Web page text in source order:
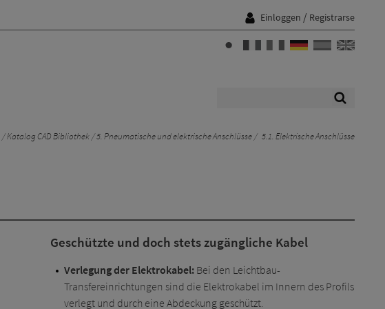
Einloggen / Registrarse
Katalog CAD Bibliothek 5. Pneumatische und elektrische Anschlüsse 5.1. Elektrische Anschlüsse
Geschützte und doch stets zugängliche Kabel
Verlegung der Elektrokabel: Bei den Leichtbau-
Transfereinrichtungen sind die Elektrokabel im Innern des Profils
verlegt und durch eine Abdeckung geschützt.